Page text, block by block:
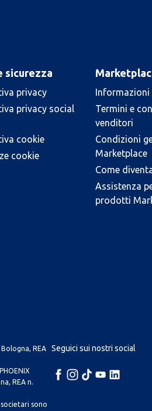
sicurezza
privacy
privacy social
cookie
cookie
Informazioni
Termini e
venditori
Condizioni
Marketplace
Come
Assistenza
prodotti
REA
REA n.
sono
Seguici sui nostri social